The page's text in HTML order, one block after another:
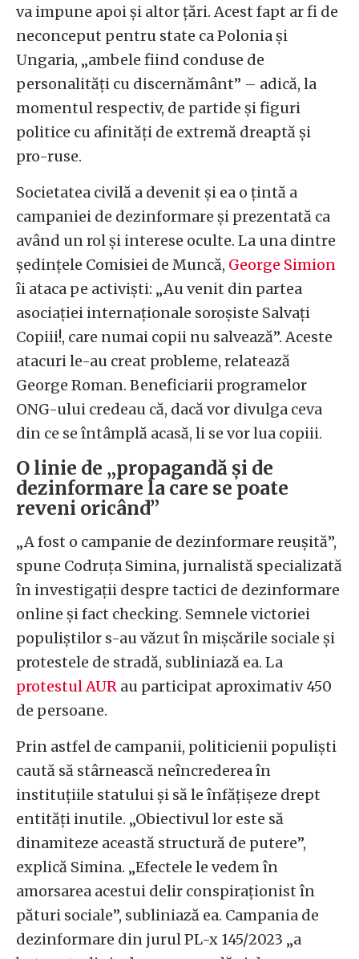
va impune apoi și altor țări. Acest fapt ar fi de
neconceput pentru state ca Polonia și
Ungaria, „ambele fiind conduse de
personalități cu discernământ” – adică, la
momentul respectiv, de partide și figuri
politice cu afinități de extremă dreaptă și
pro-ruse.
Societatea civilă a devenit și ea o țintă a
campaniei de dezinformare și prezentată ca
având un rol și interese oculte. La una dintre
ședințele Comisiei de Muncă, George Simion
îi ataca pe activiști: „Au venit din partea
asociației internaționale soroșiste Salvați
Copiii!, care numai copii nu salvează”. Aceste
atacuri le-au creat probleme, relatează
George Roman. Beneficiarii programelor
ONG-ului credeau că, dacă vor divulga ceva
din ce se întâmplă acasă, li se vor lua copiii.
O linie de „propagandă și de
dezinformare la care se poate
reveni oricând”
„A fost o campanie de dezinformare reușită”,
spune Codruța Simina, jurnalistă specializată
în investigații despre tactici de dezinformare
online și fact checking. Semnele victoriei
populiștilor s-au văzut în mișcările sociale și
protestele de stradă, subliniază ea. La
protestul AUR au participat aproximativ 450
de persoane.
Prin astfel de campanii, politicienii populiști
caută să stârnească neîncrederea în
instituțiile statului și să le înfățișeze drept
entități inutile. „Obiectivul lor este să
dinamiteze această structură de putere”,
explică Simina. „Efectele le vedem în
amorsarea acestui delir conspiraționist în
pături sociale”, subliniază ea. Campania de
dezinformare din jurul PL-x 145/2023 „a